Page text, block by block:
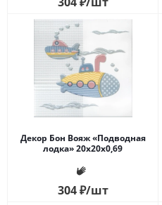
Декор Бон Вояж «Подводная
лодка» 20x20x0,69
304₽/шт